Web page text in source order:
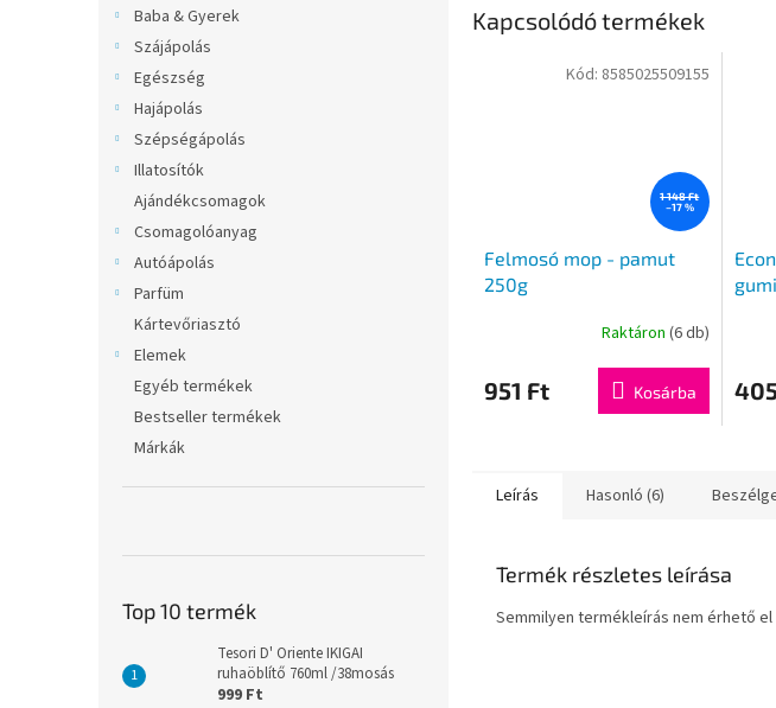
Baba & Gyerek
Szájápolás
Egészség
Hajápolás
Szépségápolás
Illatosítók
Ajándékcsomagok
Csomagolóanyag
Autóápolás
Parfüm
Kártevőriasztó
Elemek
Egyéb termékek
Bestseller termékek
Márkák
Top 10 termék
Tesori D' Oriente IKIGAI
ruhaöblítő 760ml /38mosás
999 Ft
Kapcsolódó termékek
1 148 Ft
–17 %
Felmosó mop - pamut
250g
Raktáron (6 db)
951 Ft Kosárba
Kód: 8585025509155
Leírás Hasonló (6)
Termék részletes leírása
Semmilyen termékleírás nem érhető el